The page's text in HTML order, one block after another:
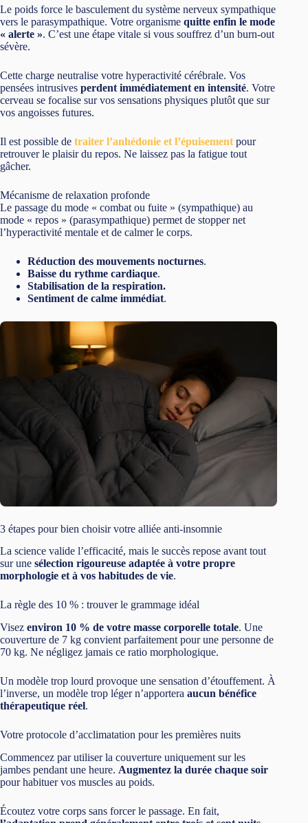
Le poids force le basculement du système nerveux sympathique
vers le parasympathique. Votre organisme quitte enfin le mode
« alerte ». C’est une étape vitale si vous souffrez d’un burn-out
sévère.
Cette charge neutralise votre hyperactivité cérébrale. Vos
pensées intrusives perdent immédiatement en intensité. Votre
cerveau se focalise sur vos sensations physiques plutôt que sur
vos angoisses futures.
Il est possible de traiter l’anhédonie et l’épuisement pour
retrouver le plaisir du repos. Ne laissez pas la fatigue tout
gâcher.
Mécanisme de relaxation profonde
Le passage du mode « combat ou fuite » (sympathique) au
mode « repos » (parasympathique) permet de stopper net
l’hyperactivité mentale et de calmer le corps.
Réduction des mouvements nocturnes.
Baisse du rythme cardiaque.
Stabilisation de la respiration.
Sentiment de calme immédiat.
3 étapes pour bien choisir votre alliée anti-insomnie
La science valide l’efficacité, mais le succès repose avant tout
sur une sélection rigoureuse adaptée à votre propre
morphologie et à vos habitudes de vie.
La règle des 10 % : trouver le grammage idéal
Visez environ 10 % de votre masse corporelle totale. Une
couverture de 7 kg convient parfaitement pour une personne de
70 kg. Ne négligez jamais ce ratio morphologique.
Un modèle trop lourd provoque une sensation d’étouffement. À
l’inverse, un modèle trop léger n’apportera aucun bénéfice
thérapeutique réel.
Votre protocole d’acclimatation pour les premières nuits
Commencez par utiliser la couverture uniquement sur les
jambes pendant une heure. Augmentez la durée chaque soir
pour habituer vos muscles au poids.
Écoutez votre corps sans forcer le passage. En fait,